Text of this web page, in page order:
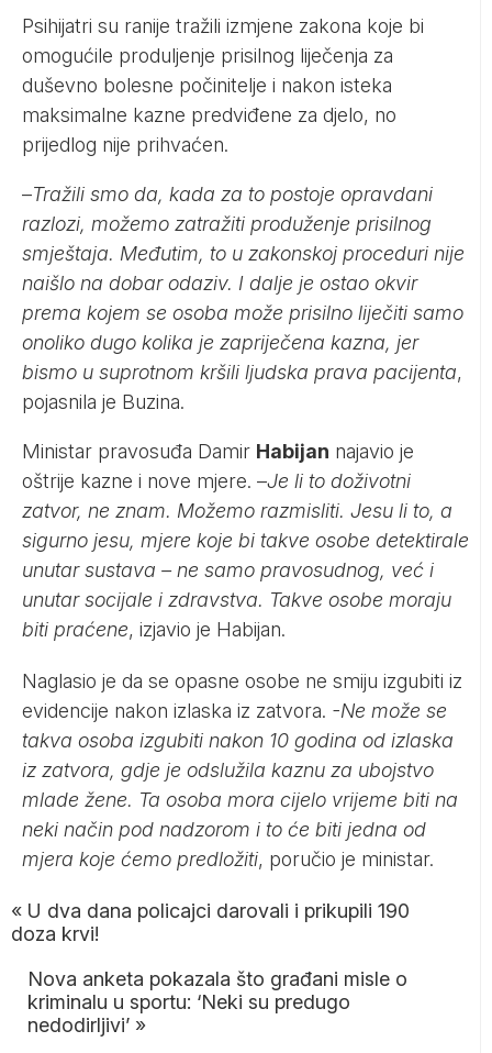
Psihijatri su ranije tražili izmjene zakona koje bi
omogućile produljenje prisilnog liječenja za
duševno bolesne počinitelje i nakon isteka
maksimalne kazne predviđene za djelo, no
prijedlog nije prihvaćen.
–Tražili smo da, kada za to postoje opravdani
razlozi, možemo zatražiti produženje prisilnog
smještaja. Međutim, to u zakonskoj proceduri nije
naišlo na dobar odaziv. I dalje je ostao okvir
prema kojem se osoba može prisilno liječiti samo
onoliko dugo kolika je zapriječena kazna, jer
bismo u suprotnom kršili ljudska prava pacijenta,
pojasnila je Buzina.
Ministar pravosuđa Damir Habijan najavio je
oštrije kazne i nove mjere. –Je li to doživotni
zatvor, ne znam. Možemo razmisliti. Jesu li to, a
sigurno jesu, mjere koje bi takve osobe detektirale
unutar sustava – ne samo pravosudnog, već i
unutar socijale i zdravstva. Takve osobe moraju
biti praćene, izjavio je Habijan.
Naglasio je da se opasne osobe ne smiju izgubiti iz
evidencije nakon izlaska iz zatvora. -Ne može se
takva osoba izgubiti nakon 10 godina od izlaska
iz zatvora, gdje je odslužila kaznu za ubojstvo
mlade žene. Ta osoba mora cijelo vrijeme biti na
neki način pod nadzorom i to će biti jedna od
mjera koje ćemo predložiti, poručio je ministar.
« U dva dana policajci darovali i prikupili 190
doza krvi!
Nova anketa pokazala što građani misle o
kriminalu u sportu: ‘Neki su predugo
nedodirljivi’ »